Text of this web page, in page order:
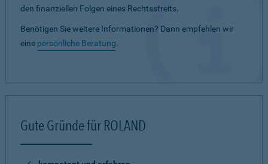
den finanziellen Folgen eines Rechtsstreits.
Benötigen Sie weitere Informationen? Dann empfehlen wir
eine persönliche Beratung.
Gute Gründe für ROLAND